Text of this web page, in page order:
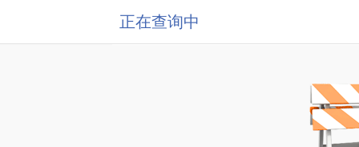
正在查询中